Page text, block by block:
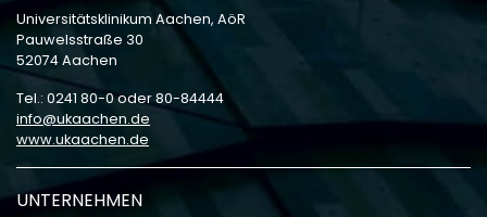
Universitätsklinikum Aachen, AöR
Pauwelsstraße 30
52074 Aachen
Tel.: 0241 80-0 oder 80-84444
info
ukaachen de
www.ukaachen.de
UNTERNEHMEN